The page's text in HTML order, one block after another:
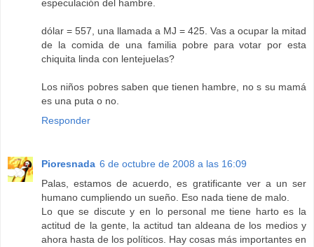
especulación del hambre.
dólar = 557, una llamada a MJ = 425. Vas a ocupar la mitad
de la comida de una familia pobre para votar por esta
chiquita linda con lentejuelas?
Los niños pobres saben que tienen hambre, no s su mamá
es una puta o no.
Responder
Pioresnada 6 de octubre de 2008 a las 16:09
Palas, estamos de acuerdo, es gratificante ver a un ser
humano cumpliendo un sueño. Eso nada tiene de malo.
Lo que se discute y en lo personal me tiene harto es la
actitud de la gente, la actitud tan aldeana de los medios y
ahora hasta de los políticos. Hay cosas más importantes en